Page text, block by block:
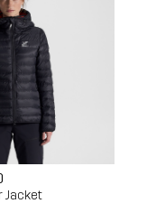
Jacket